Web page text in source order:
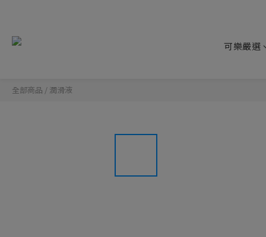
可樂嚴選
全部商品 / 潤滑液